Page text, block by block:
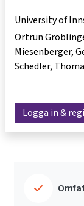
University of
Ortrun
Miesenberger
Schedler
Logga in &